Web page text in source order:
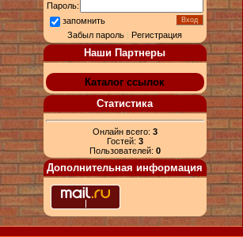
Пароль:
запомнить
Забыл пароль |Регистрация
Наши Партнеры
Каталог ссылок
Статистика
Онлайн всего: 3
Гостей: 3
Пользователей: 0
Дополнительная информация